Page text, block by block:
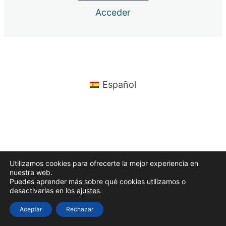
10º Semana, full y half ironman
Acceder
Utilizamos cookies para ofrecerte la mejor experiencia en
nuestra web.
Puedes aprender más sobre qué cookies utilizamos o
desactivarlas en los ajustes.
Aceptar Rechazar
Español